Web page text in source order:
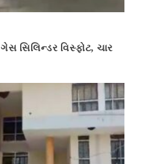
સિલિન્ડર વિસ્ફોટ, ચાર